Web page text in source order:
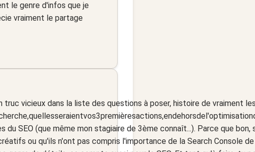
le genre d'infos que je
vraiment le partage
vicieux dans la liste des questions à poser, histoire de vraiment
SEO (que même mon stagiaire de 3ème connaît...). Parce que
ou qu'ils n'ont pas compris l'importance de la Search Console de